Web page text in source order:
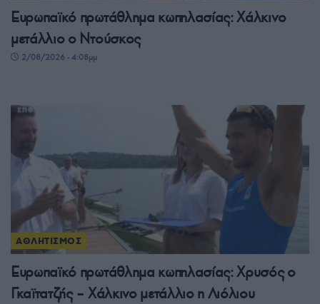
Ευρωπαϊκό πρωτάθλημα κωπηλασίας: Χάλκινο
μετάλλιο ο Ντούσκος
2/08/2026 - 4:08μμ
ΑΘΛΗΤΙΣΜΟΣ
Ευρωπαϊκό πρωτάθλημα κωπηλασίας: Χρυσός ο
Γκαϊτατζής – Χάλκινο μετάλλιο η Λιόλιου